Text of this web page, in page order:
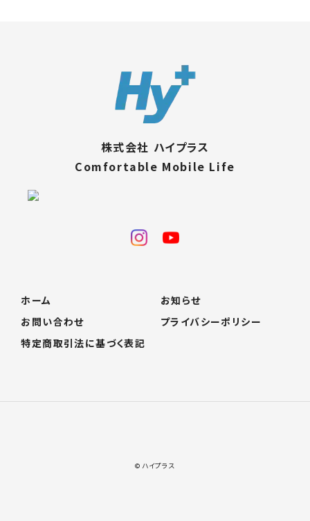
株式会社 ハイプラス
Comfortable Mobile Life
ホーム
お知らせ
お問い合わせ
プライバシーポリシー
特定商取引法に基づく表記
© ハイプラス